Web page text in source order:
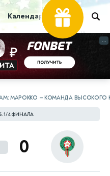
Календарь Таблица
...
...
МАРОККО — КОМАНДА ВЫСОКОГО
1/4 ФИНАЛА
0